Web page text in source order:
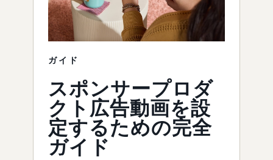
ガイド
スポンサープロダ
クト広告動画を設
定するための完全
ガイド